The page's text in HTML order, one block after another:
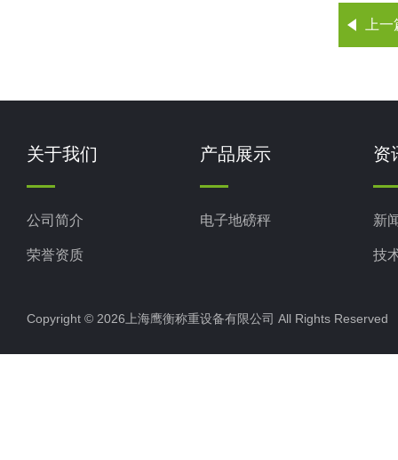
上一
关于我们
公司简介
荣誉资质
产品展示
电子地磅秤
资
新
技
Copyright © 2026上海鹰衡称重设备有限公司 All Rights